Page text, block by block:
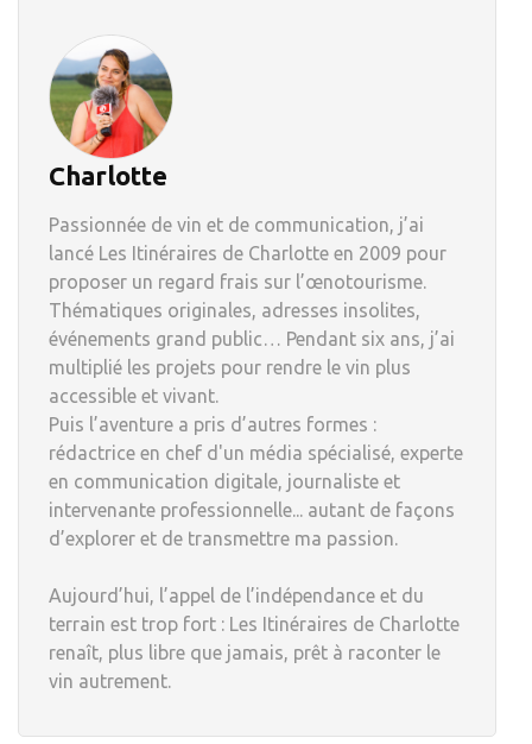
Charlotte
Passionnée de vin et de communication, j’ai
lancé Les Itinéraires de Charlotte en 2009 pour
proposer un regard frais sur l’œnotourisme.
Thématiques originales, adresses insolites,
événements grand public… Pendant six ans, j’ai
multiplié les projets pour rendre le vin plus
accessible et vivant.
Puis l’aventure a pris d’autres formes :
rédactrice en chef d'un média spécialisé, experte
en communication digitale, journaliste et
intervenante professionnelle... autant de façons
d’explorer et de transmettre ma passion.
Aujourd’hui, l’appel de l’indépendance et du
terrain est trop fort : Les Itinéraires de Charlotte
renaît, plus libre que jamais, prêt à raconter le
vin autrement.